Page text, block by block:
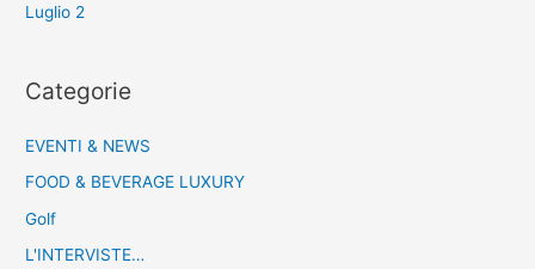
Luglio 2
Categorie
EVENTI & NEWS
FOOD & BEVERAGE LUXURY
Golf
L'INTERVISTE…